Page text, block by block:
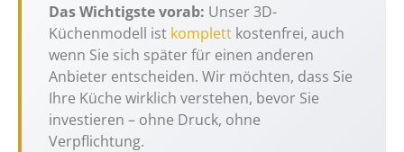
Das Wichtigste vorab: Unser 3D-
Küchenmodell ist komplett kostenfrei, auch
wenn Sie sich später für einen anderen
Anbieter entscheiden. Wir möchten, dass Sie
Ihre Küche wirklich verstehen, bevor Sie
investieren – ohne Druck, ohne
Verpflichtung.